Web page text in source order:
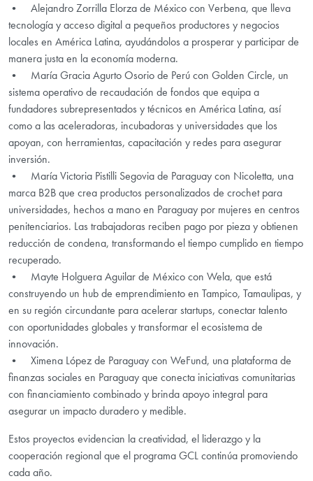
• Alejandro Zorrilla Elorza de México con Verbena, que lleva
tecnología y acceso digital a pequeños productores y negocios
locales en América Latina, ayudándolos a prosperar y participar de
manera justa en la economía moderna.
• María Gracia Agurto Osorio de Perú con Golden Circle, un
sistema operativo de recaudación de fondos que equipa a
fundadores subrepresentados y técnicos en América Latina, así
como a las aceleradoras, incubadoras y universidades que los
apoyan, con herramientas, capacitación y redes para asegurar
inversión.
• María Victoria Pistilli Segovia de Paraguay con Nicoletta, una
marca B2B que crea productos personalizados de crochet para
universidades, hechos a mano en Paraguay por mujeres en centros
penitenciarios. Las trabajadoras reciben pago por pieza y obtienen
reducción de condena, transformando el tiempo cumplido en tiempo
recuperado.
• Mayte Holguera Aguilar de México con Wela, que está
construyendo un hub de emprendimiento en Tampico, Tamaulipas, y
en su región circundante para acelerar startups, conectar talento
con oportunidades globales y transformar el ecosistema de
innovación.
• Ximena López de Paraguay con WeFund, una plataforma de
finanzas sociales en Paraguay que conecta iniciativas comunitarias
con financiamiento combinado y brinda apoyo integral para
asegurar un impacto duradero y medible.
Estos proyectos evidencian la creatividad, el liderazgo y la
cooperación regional que el programa GCL continúa promoviendo
cada año.